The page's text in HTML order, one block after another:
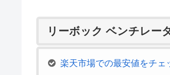
リーボック ベンチレー
楽天市場での最安値をチェ